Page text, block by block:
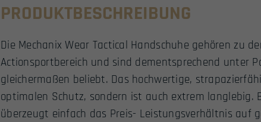
PRODUKTBESCHREIBUNG
Die Mechanix Wear Tactical Handschuhe gehören zu
Actionsportbereich und sind dementsprechend unter
gleichermaßen beliebt. Das hochwertige,
optimalen Schutz, sondern ist auch extrem langlebig.
überzeugt einfach das Preis- Leistungsverhältnis auf